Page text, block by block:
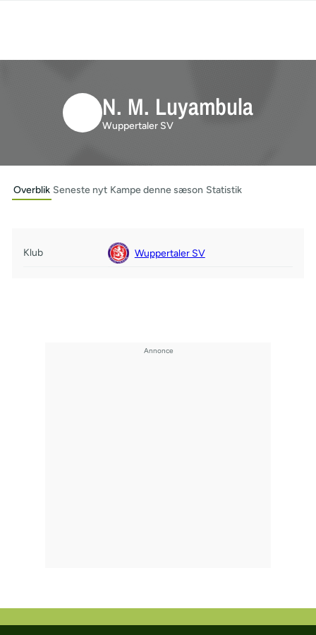
N. M. Luyambula
Wuppertaler SV
Overblik Seneste nyt Kampe denne sæson Statistik
Klub Wuppertaler SV